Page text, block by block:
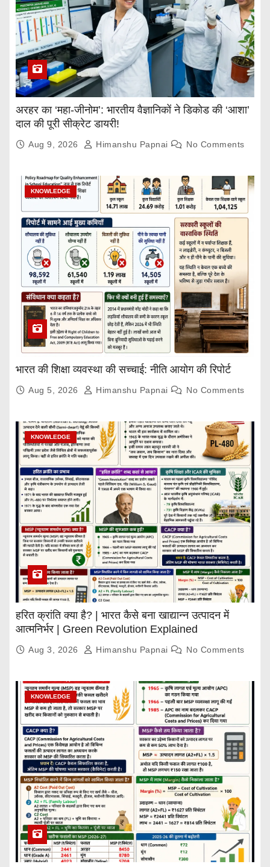
अरहर का ‘महा-जीनोम’: भारतीय वैज्ञानिकों ने डिकोड की ‘आशा’
दाल की पूरी सीक्रेट डायरी!
Aug 9, 2026 Himanshu Papnai No Comments
KNOWLEDGE
भारत की शिक्षा व्यवस्था की सच्चाई: नीति आयोग की रिपोर्ट
Aug 5, 2026 Himanshu Papnai No Comments
KNOWLEDGE
हरित क्रांति क्या है? | भारत कैसे बना खाद्यान्न उत्पादन में
आत्मनिर्भर | Green Revolution Explained
Aug 3, 2026 Himanshu Papnai No Comments
KNOWLEDGE